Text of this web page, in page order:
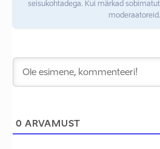
seisukohtadega. Kui märkad
moderaatoreid.
0 ARVAMUST